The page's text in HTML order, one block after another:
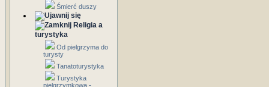
Śmierć duszy
Religia a
turystyka
Od pielgrzyma do
turysty
Tanatoturystyka
Turystyka
pielgrzymkowa -